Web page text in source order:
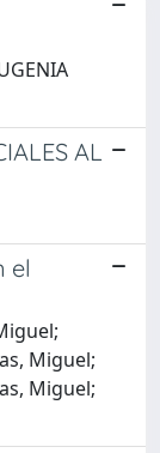
AL
el
Miguel;
Miguel;